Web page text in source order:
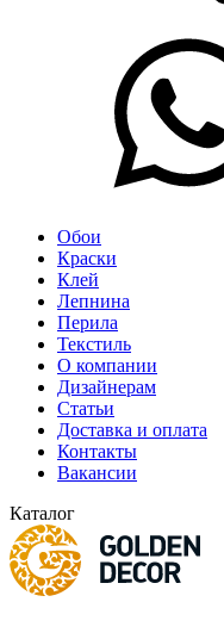
Обои
Краски
Клей
Лепнина
Перила
Текстиль
О компании
Дизайнерам
Статьи
Доставка и оплата
Контакты
Вакансии
Каталог